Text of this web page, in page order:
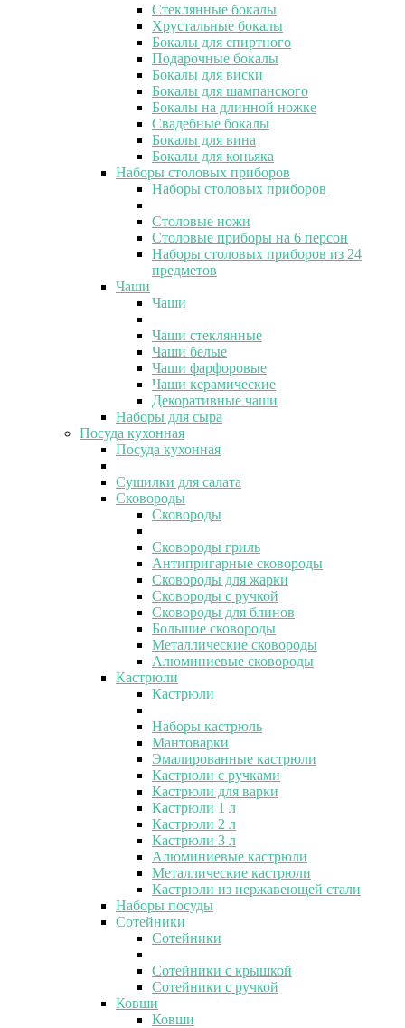
Стеклянные бокалы
Хрустальные бокалы
Бокалы для спиртного
Подарочные бокалы
Бокалы для виски
Бокалы для шампанского
Бокалы на длинной ножке
Свадебные бокалы
Бокалы для вина
Бокалы для коньяка
Наборы столовых приборов
Наборы столовых приборов
Столовые ножи
Столовые приборы на 6 персон
Наборы столовых приборов из 24
предметов
Чаши
Чаши
Чаши стеклянные
Чаши белые
Чаши фарфоровые
Чаши керамические
Декоративные чаши
Наборы для сыра
Посуда кухонная
Посуда кухонная
Сушилки для салата
Сковороды
Сковороды
Сковороды гриль
Антипригарные сковороды
Сковороды для жарки
Сковороды с ручкой
Сковороды для блинов
Большие сковороды
Металлические сковороды
Алюминиевые сковороды
Кастрюли
Кастрюли
Наборы кастрюль
Мантоварки
Эмалированные кастрюли
Кастрюли с ручками
Кастрюли для варки
Кастрюли 1 л
Кастрюли 2 л
Кастрюли 3 л
Алюминиевые кастрюли
Металлические кастрюли
Кастрюли из нержавеющей стали
Наборы посуды
Сотейники
Сотейники
Сотейники с крышкой
Сотейники с ручкой
Ковши
Ковши